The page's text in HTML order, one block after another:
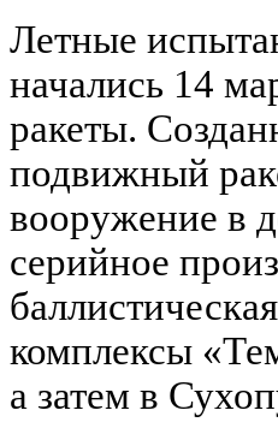
Летные
начались 14
ракеты.
подвижный
вооружение в
серийное
комплексы
а затем в